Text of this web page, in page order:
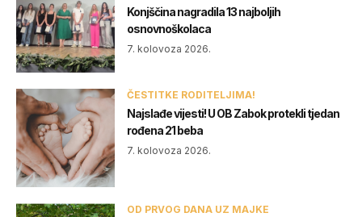
Konjščina nagradila 13 najboljih
osnovnoškolaca
7. kolovoza 2026.
ČESTITKE RODITELJIMA!
Najslađe vijesti! U OB Zabok protekli tjedan
rođena 21 beba
7. kolovoza 2026.
OD PRVOG DANA UZ MAJKE